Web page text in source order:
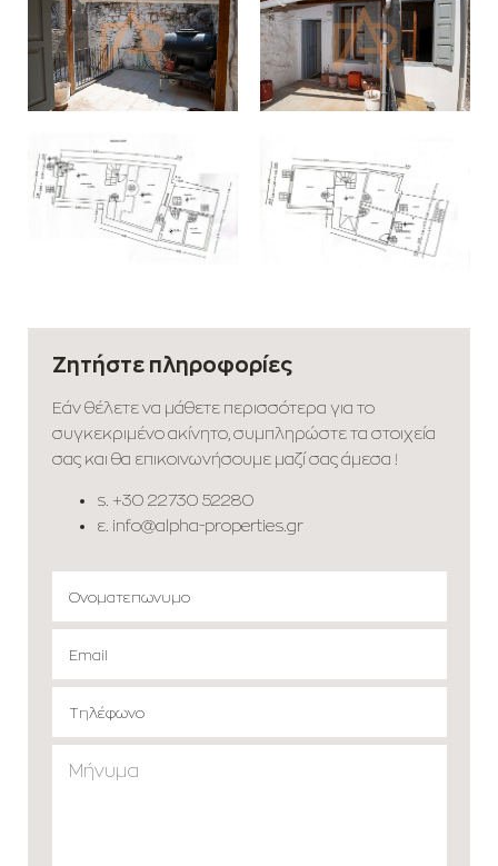
Ζητήστε πληροφορίες
Εάν θέλετε να μάθετε περισσότερα για το
συγκεκριμένο ακίνητο, συμπληρώστε τα στοιχεία
σας και θα επικοινωνήσουμε μαζί σας άμεσα !
s. +30 22730 52280
ε. info@alpha-properties.gr